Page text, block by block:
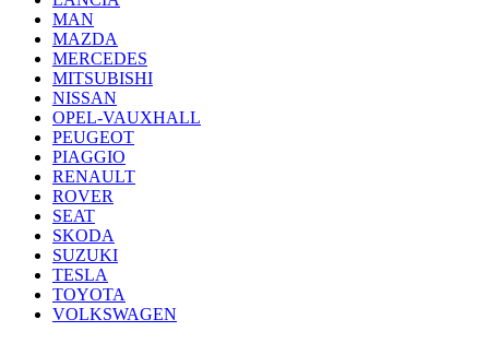
MAN
MAZDA
MERCEDES
MITSUBISHI
NISSAN
OPEL-VAUXHALL
PEUGEOT
PIAGGIO
RENAULT
ROVER
SEAT
SKODA
SUZUKI
TESLA
TOYOTA
VOLKSWAGEN